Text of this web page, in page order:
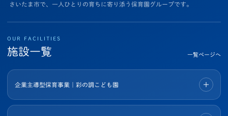
さいたま市で、一人ひとりの育ちに寄り添う保育園グループです。
OUR FACILITIES
施設一覧 一覧ページへ
企業主導型保育事業｜彩の調こども園